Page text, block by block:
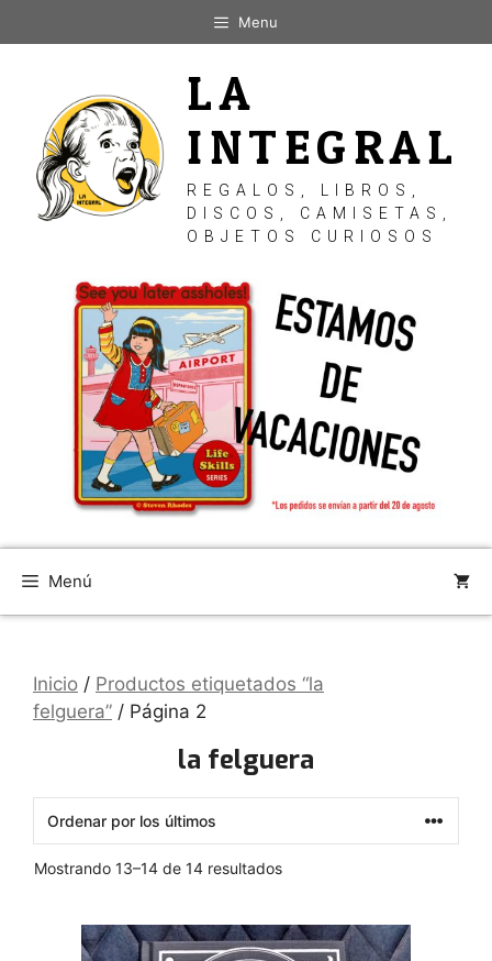
al
Menu
LA
INTEGRAL
REGALOS, LIBROS,
DISCOS, CAMISETAS,
OBJETOS CURIOSOS
Menú
Inicio / Productos etiquetados “la
felguera” / Página 2
la felguera
Mostrando 13–14 de 14 resultadosOrdenado
últimos